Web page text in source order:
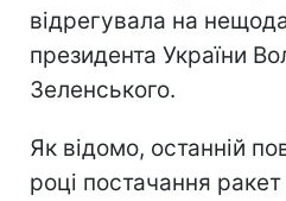
відрегувала на
президента України
Зеленського.
Як відомо, останній
році постачання